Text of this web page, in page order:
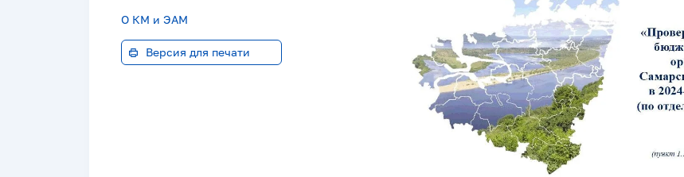
О КМ и ЭАМ
Версия для печати